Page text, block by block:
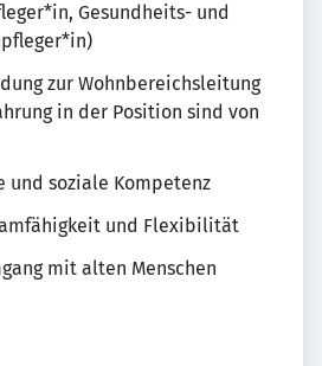
Gesundheits- und
zur Wohnbereichsleitung
in der Position sind von
und soziale Kompetenz
und Flexibilität
mit alten Menschen